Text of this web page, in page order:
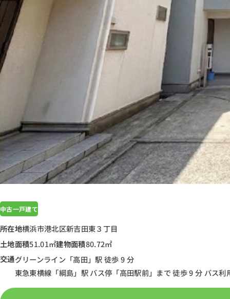
中古一戸建て
所在地横浜市港北区新吉田東３丁目
土地面積51.01㎡建物面積80.72㎡
交通グリーンライン「高田」駅 徒歩 9 分
東急東横線「綱島」駅 バス停「高田駅前」まで 徒歩 9 分 バス利